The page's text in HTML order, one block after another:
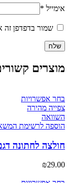
אימייל *
שמור בדפדפן
מוצרים
בחר אפשרויות
מספר
ניתן
לבחור
צפייה מהירה
השוואה
הוספה לרשימת
חולצה לחתונה
₪29.00